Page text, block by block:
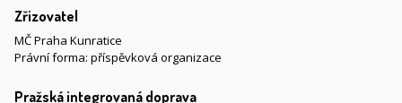
Zřizovatel
MČ Praha Kunratice
Právní forma: příspěvková organizace
Pražská integrovaná doprava